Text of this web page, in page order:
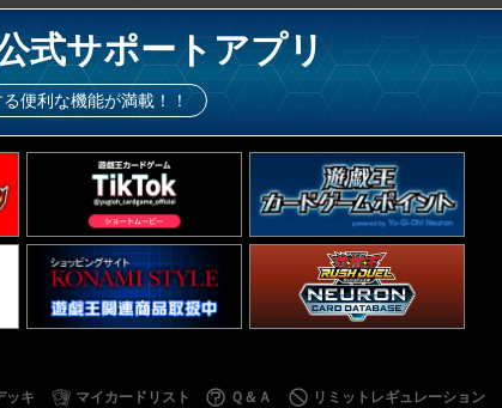
式サポートアプリ
便利な機能が満載！！
ッキ マイカードリスト Ｑ＆Ａ リミットレギュレーション